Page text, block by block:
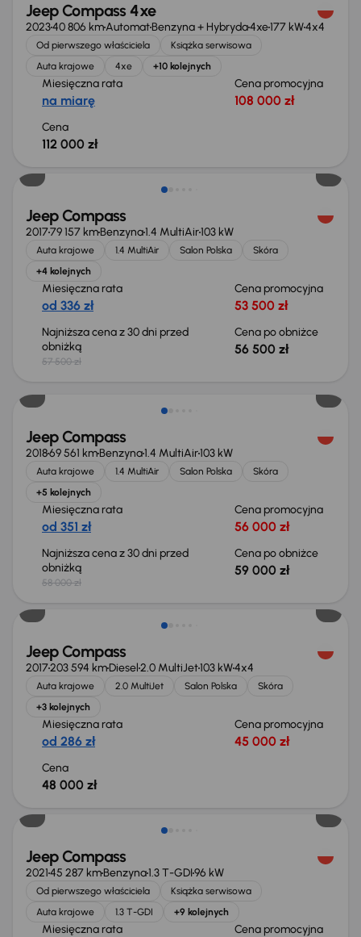
Jeep Compass 4xe
202340 806 kmAutomatBenzyna + Hybryda4xe177 kW4x4
Od pierwszego właściciela
Książka serwisowa
Auta krajowe
4xe +10 kolejnych
Miesięczna rata
na miarę
Cena promocyjna
108 000 zł
Cena
112 000 zł
Jeep Compass
201779 157 kmBenzyna1.4 MultiAir103 kW
Auta krajowe 1.4 MultiAir Salon Polska
Skóra
+4 kolejnych
Miesięczna rata
od 336 zł
Cena promocyjna
53 500 zł
Najniższa cena z 30 dni przed
obniżką
57 500 zł
Cena po obniżce
56 500 zł
Jeep Compass
201869 561 kmBenzyna1.4 MultiAir103 kW
Auta krajowe 1.4 MultiAir Salon Polska
Skóra
+5 kolejnych
Miesięczna rata
od 351 zł
Cena promocyjna
56 000 zł
Najniższa cena z 30 dni przed
obniżką
58 000 zł
Cena po obniżce
59 000 zł
Jeep Compass
2017203 594 kmDiesel2.0 MultiJet103 kW4x4
Auta krajowe 2.0 MultiJet Salon Polska
Skóra
+3 kolejnych
Miesięczna rata
od 286 zł
Cena promocyjna
45 000 zł
Cena
48 000 zł
Jeep Compass
202145 287 kmBenzyna1.3 T-GDI96 kW
Od pierwszego właściciela
Książka serwisowa
Auta krajowe
1.3 T-GDI +9 kolejnych
Miesięczna rata Cena promocyjna